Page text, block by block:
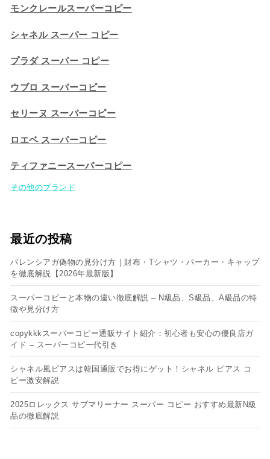
モンクレールスーパーコピー
シャネル スーパー コピー
プラダ スーパー コピー
ウブロ スーパーコピー
セリーヌ スーパーコピー​
ロエベ スーパーコピー
ティファニースーパーコピー
その他のブランド
最近の投稿
バレンシアガ偽物の見分け方｜財布・Tシャツ・パーカー・キャップ
を徹底解説【2026年最新版】
スーパーコピーと本物の違い徹底解説 – N級品、S級品、A級品の特
徴や見分け方
copykkkスーパーコピー通販サイト紹介：初心者も安心の優良店ガ
イド – スーパーコピー代引き
シャネル風ピアスは韓国通販でお得にゲット！シャネル ピアス コ
ピー​激安解説
2025ロレックス サブマリーナー スーパー コピー おすすめ最新N級
品の徹底解説